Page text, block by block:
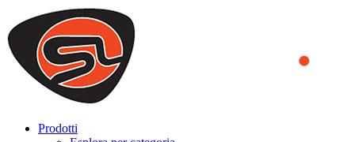
We use cookies to ensure that we provide you the best experience
on our website. By continuing to browse this website, you accept
that cookies are used to help us analyze how the website is used and
to offer you a better experience. To learn more or to find out how
you can disable cookies, you can access our
Prodotti